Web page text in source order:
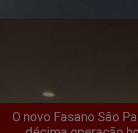
O novo Fasano São